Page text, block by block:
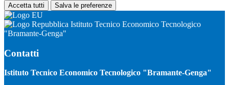
Accetta tutti Salva le preferenze
Istituto Tecnico Economico Tecnologico
"Bramante-Genga"
Contatti
Istituto Tecnico Economico Tecnologico "Bramante-Genga"